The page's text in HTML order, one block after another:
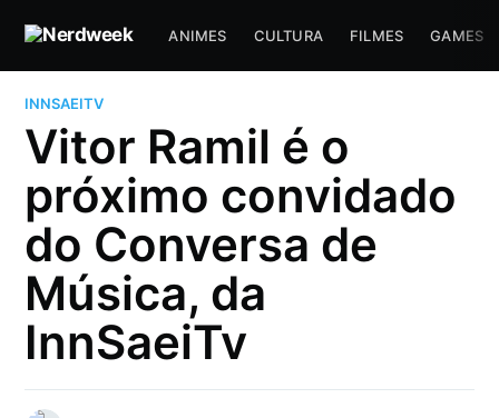
ANIMES CULTURA FILMES GAMES
INNSAEITV
Vitor Ramil é o
próximo convidado
do Conversa de
Música, da
InnSaeiTv